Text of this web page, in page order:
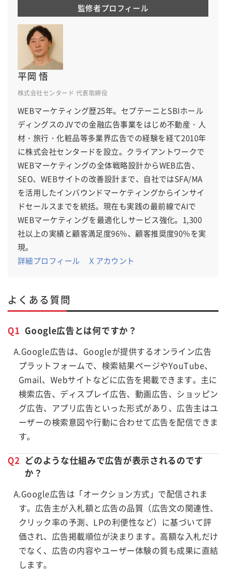
監修者プロフィール
平岡 悟
株式会社センタード 代表取締役
WEBマーケティング歴25年。セプテーニとSBIホール
ディングスのJVでの金融広告事業をはじめ不動産・人
材・旅行・化粧品等多業界広告での経験を経て2010年
に株式会社センタードを設立。クライアントワークで
WEBマーケティングの全体戦略設計からWEB広告、
SEO、WEBサイトの改善設計まで、自社ではSFA/MA
を活用したインバウンドマーケティングからインサイ
ドセールスまでを統括。現在も実践の最前線でAIで
WEBマーケティングを最適化しサービス強化。1,300
社以上の実績と顧客満足度96％、顧客推奨度90％を実
現。
詳細プロフィール
Ｘアカウント
よくある質問
Q1 Google広告とは何ですか？
A.Google広告は、Googleが提供するオンライン広告
プラットフォームで、検索結果ページやYouTube、
Gmail、Webサイトなどに広告を掲載できます。主に
検索広告、ディスプレイ広告、動画広告、ショッピン
グ広告、アプリ広告といった形式があり、広告主はユ
ーザーの検索意図や行動に合わせて広告を配信できま
す。
Q2 どのような仕組みで広告が表示されるのです
か？
A.Google広告は「オークション方式」で配信されま
す。広告主が入札額と広告の品質（広告文の関連性、
クリック率の予測、LPの利便性など）に基づいて評
価され、広告掲載順位が決まります。高額な入札だけ
でなく、広告の内容やユーザー体験の質も成果に直結
します。